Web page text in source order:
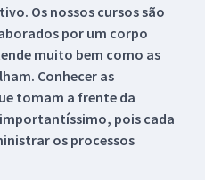
Os nossos cursos são
por um corpo
muito bem como as
Conhecer as
tomam a frente da
pois cada
os processos